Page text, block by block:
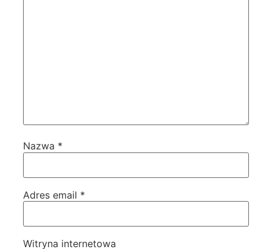
Nazwa *
Adres email *
Witryna internetowa